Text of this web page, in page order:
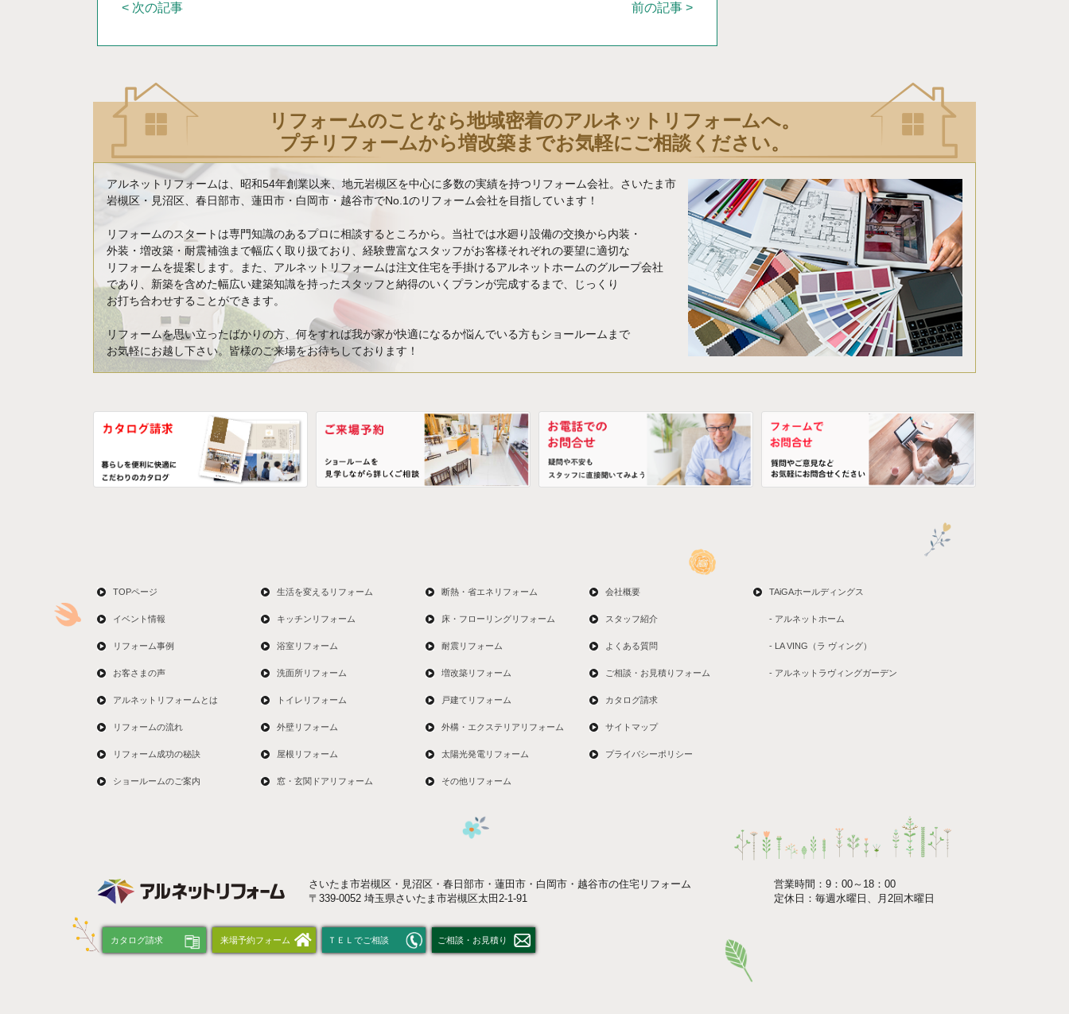
< 次の記事 前の記事 >
リフォームのことなら地域密着のアルネットリフォームへ。
プチリフォームから増改築までお気軽にご相談ください。
アルネットリフォームは、昭和54年創業以来、地元岩槻区を中心に多数の実績を持つリフォーム会社。さいたま市
岩槻区・見沼区、春日部市、蓮田市・白岡市・越谷市でNo.1のリフォーム会社を目指しています！
リフォームのスタートは専門知識のあるプロに相談するところから。当社では水廻り設備の交換から内装・
外装・増改築・耐震補強まで幅広く取り扱ており、経験豊富なスタッフがお客様それぞれの要望に適切な
リフォームを提案します。また、アルネットリフォームは注文住宅を手掛けるアルネットホームのグループ会社
であり、新築を含めた幅広い建築知識を持ったスタッフと納得のいくプランが完成するまで、じっくり
お打ち合わせすることができます。
リフォームを思い立ったばかりの方、何をすれば我が家が快適になるか悩んでいる方もショールームまで
お気軽にお越し下さい。皆様のご来場をお待ちしております！
TOPページ
イベント情報
リフォーム事例
お客さまの声
アルネットリフォームとは
リフォームの流れ
リフォーム成功の秘訣
ショールームのご案内
生活を変えるリフォーム
キッチンリフォーム
浴室リフォーム
洗面所リフォーム
トイレリフォーム
外壁リフォーム
屋根リフォーム
窓・玄関ドアリフォーム
断熱・省エネリフォーム
床・フローリングリフォーム
耐震リフォーム
増改築リフォーム
戸建てリフォーム
外構・エクステリアリフォーム
太陽光発電リフォーム
その他リフォーム
会社概要
スタッフ紹介
よくある質問
ご相談・お見積りフォーム
カタログ請求
サイトマップ
プライバシーポリシー
TAiGAホールディングス
- アルネットホーム
- LA VING（ラ ヴィング）
- アルネットラヴィングガーデン
さいたま市岩槻区・見沼区・春日部市・蓮田市・白岡市・越谷市の住宅リフォーム
〒339-0052 埼玉県さいたま市岩槻区太田2-1-91
営業時間：9：00～18：00
定休日：毎週水曜日、月2回木曜日
カタログ請求 来場予約フォーム ＴＥＬでご相談 ご相談・お見積り